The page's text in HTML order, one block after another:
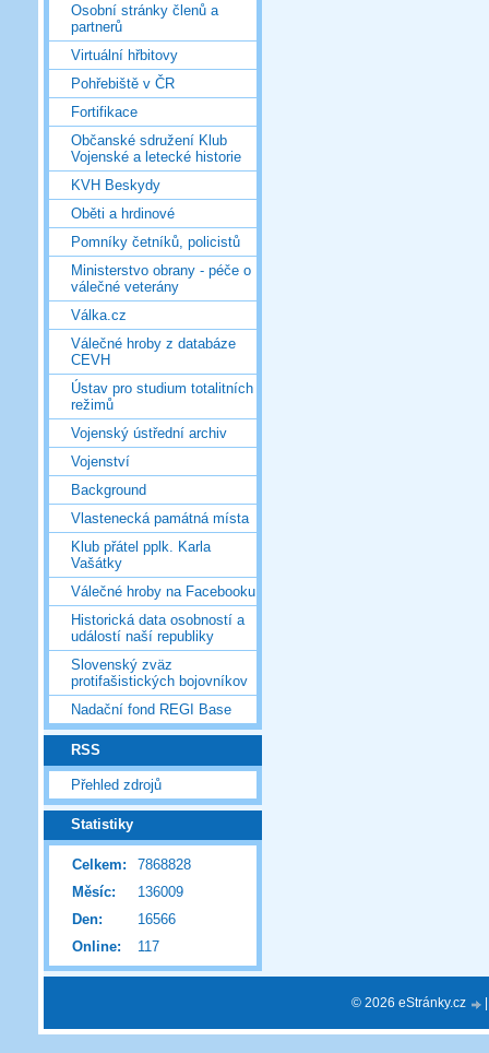
Osobní stránky členů a
partnerů
Virtuální hřbitovy
Pohřebiště v ČR
Fortifikace
Občanské sdružení Klub
Vojenské a letecké historie
KVH Beskydy
Oběti a hrdinové
Pomníky četníků, policistů
Ministerstvo obrany - péče o
válečné veterány
Válka.cz
Válečné hroby z databáze
CEVH
Ústav pro studium totalitních
režimů
Vojenský ústřední archiv
Vojenství
Background
Vlastenecká památná místa
Klub přátel pplk. Karla
Vašátky
Válečné hroby na Facebooku
Historická data osobností a
událostí naší republiky
Slovenský zväz
protifašistických bojovníkov
Nadační fond REGI Base
RSS
Přehled zdrojů
Statistiky
Online: 117
Celkem:
7868828
Měsíc:
136009
Den:
16566
© 2026 eStránky.cz